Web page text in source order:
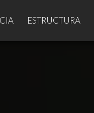
ESTRUCTURA